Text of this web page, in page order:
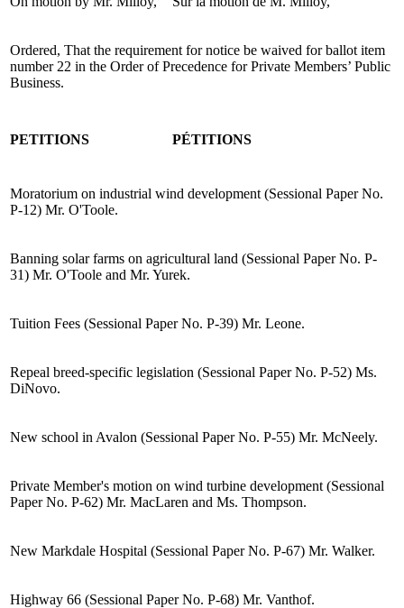
Ordered, That the requirement for notice be waived for ballot item
number 22 in the Order of Precedence for Private Members’ Public
Business.
PETITIONS PÉTITIONS
Moratorium on industrial wind development (Sessional Paper No.
P-12) Mr. O'Toole.
Banning solar farms on agricultural land (Sessional Paper No. P-
31) Mr. O'Toole and Mr. Yurek.
Tuition Fees (Sessional Paper No. P-39) Mr. Leone.
Repeal breed-specific legislation (Sessional Paper No. P-52) Ms.
DiNovo.
New school in Avalon (Sessional Paper No. P-55) Mr. McNeely.
Private Member's motion on wind turbine development (Sessional
Paper No. P-62) Mr. MacLaren and Ms. Thompson.
New Markdale Hospital (Sessional Paper No. P-67) Mr. Walker.
Highway 66 (Sessional Paper No. P-68) Mr. Vanthof.